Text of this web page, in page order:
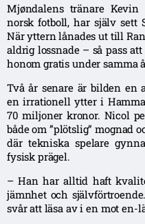
Mjøndalens tränare
norsk fotboll, har själv sett
När yttern lånades ut till
aldrig lossnade – så pass
honom gratis under samma
Två år senare är bilden
en irrationell ytter i
70 miljoner kronor. Nicol
både om ”plötslig” mognad
där tekniska spelare
fysisk prägel.
– Han har alltid haft
jämnhet och
svår att läsa av i en mot en-